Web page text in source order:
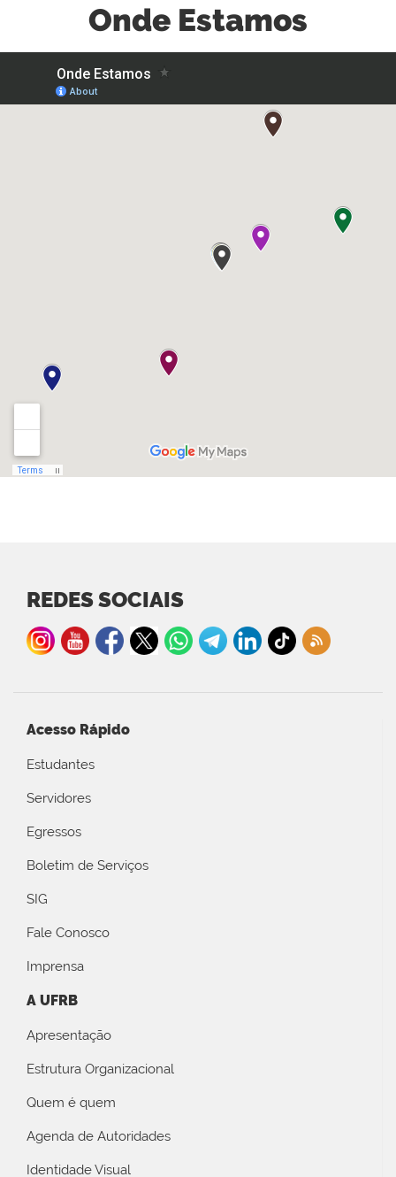
Onde Estamos
REDES SOCIAIS
Acesso Rápido
Estudantes
Servidores
Egressos
Boletim de Serviços
SIG
Fale Conosco
Imprensa
A UFRB
Apresentação
Estrutura Organizacional
Quem é quem
Agenda de Autoridades
Identidade Visual